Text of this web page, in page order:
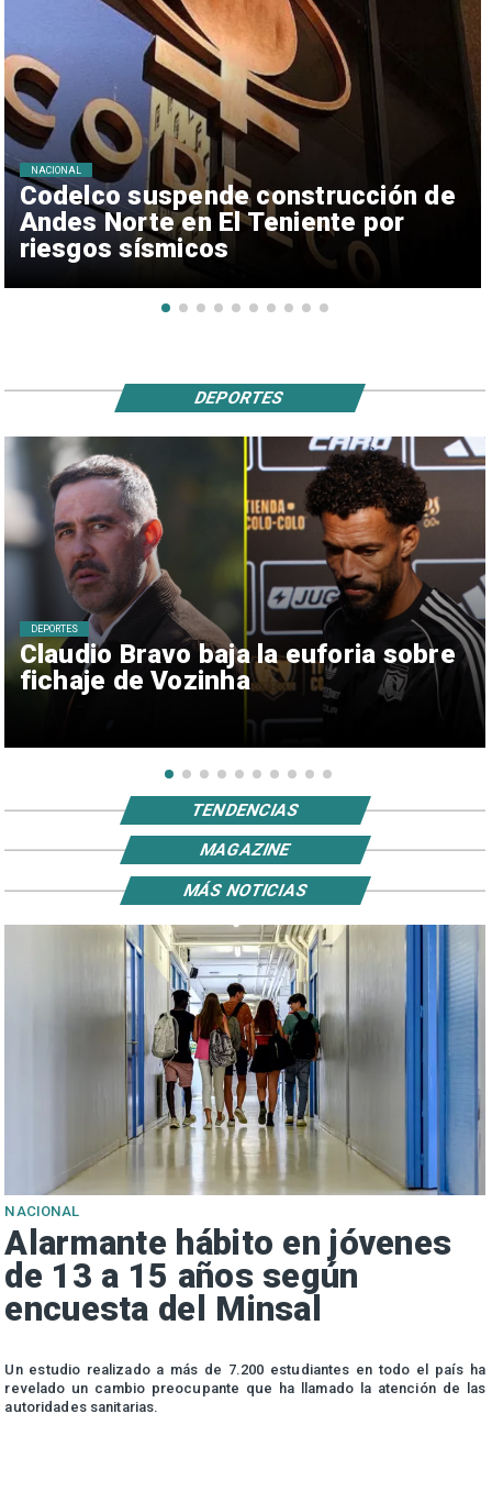
Codelco suspende construcción de
Andes Norte en El Teniente por
riesgos sísmicos
NACIONAL
Claudio Bravo baja la euforia sobre
fichaje de Vozinha
DEPORTES
DEPORTES
TENDENCIAS
MAGAZINE
NACIONAL
Alarmante hábito en jóvenes
de 13 a 15 años según
encuesta del Minsal
Un estudio realizado a más de 7.200 estudiantes en todo el país ha
revelado un cambio preocupante que ha llamado la atención de las
autoridades sanitarias.
MÁS NOTICIAS